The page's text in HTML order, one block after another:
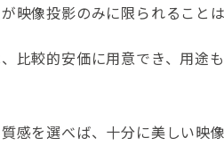
映像投影のみに限られること
比較的安価に用意でき、用途
感を選べば、十分に美しい映像